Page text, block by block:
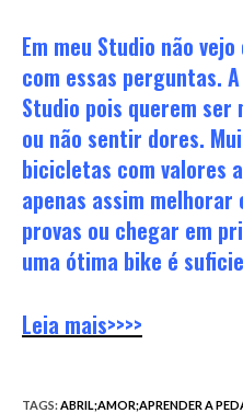
Em meu Studio não
com essas perguntas.
Studio pois querem
ou não sentir dores.
bicicletas com valores
apenas assim melhorar
provas ou chegar em
uma ótima bike é
Leia mais>>>>
TAGS:ABRIL;AMOR;APRENDER A